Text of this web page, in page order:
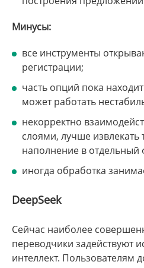
Минусы:
все инструменты
регистрации;
часть опций пока
может работать
некорректно
слоями, лучше извлекать
наполнение в отдельный
иногда обработка
DeepSeek
Сейчас наиболее
переводчики задействуют
интеллект. Пользователям